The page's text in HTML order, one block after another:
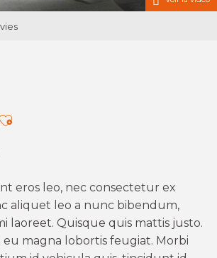
Ajouter aux favoris
eros leo, nec consectetur ex
aliquet leo a nunc bibendum,
laoreet. Quisque quis mattis justo.
eu magna lobortis feugiat. Morbi